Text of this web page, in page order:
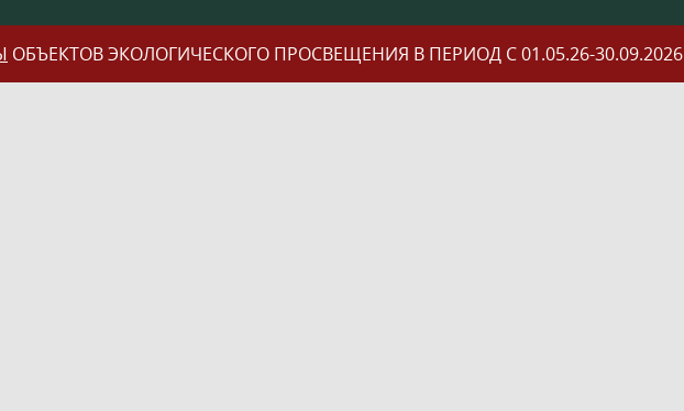
ОБЪЕКТОВ ЭКОЛОГИЧЕСКОГО ПРОСВЕЩЕНИЯ В ПЕРИОД С 01.05.26-30.09.2026